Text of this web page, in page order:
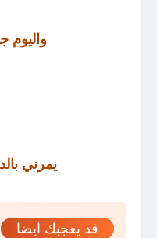
واليوم
يمرني
قد يعجبك ايضا